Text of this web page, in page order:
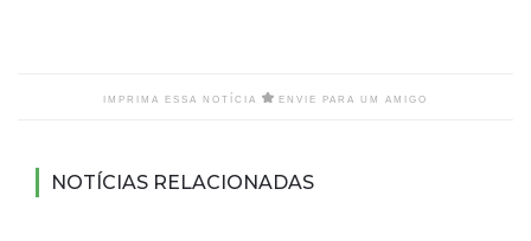
IMPRIMA ESSA NOTÍCIA ENVIE PARA UM AMIGO
NOTÍCIAS RELACIONADAS